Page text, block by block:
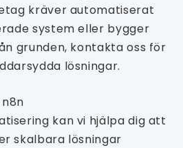
kräver automatiserat
system eller bygger
grunden, kontakta oss för
lösningar.
kan vi hjälpa dig att
skalbara lösningar